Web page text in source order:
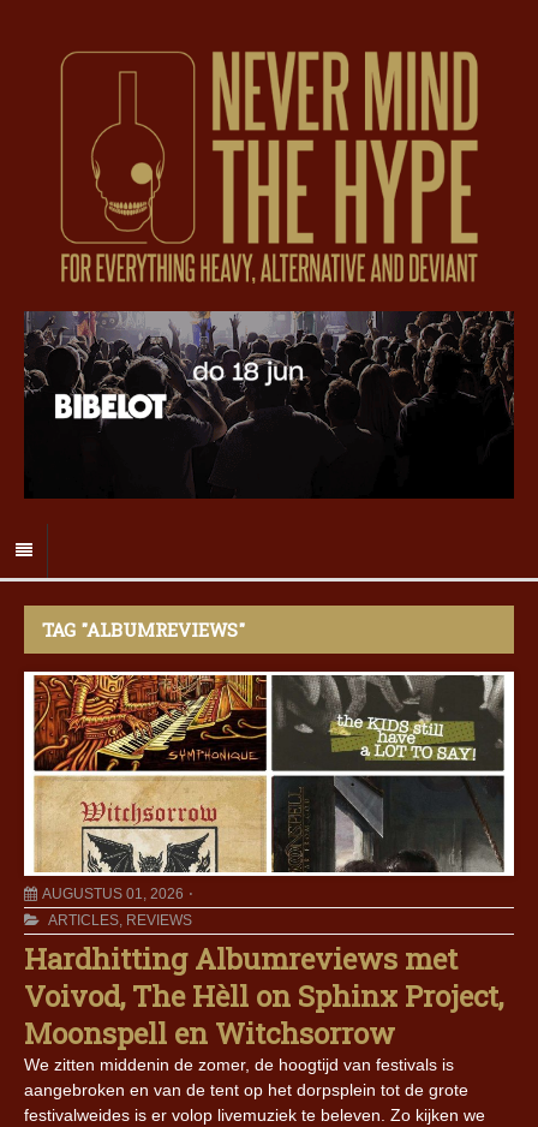
TAG "ALBUMREVIEWS"
AUGUSTUS 01, 2026
ARTICLES, REVIEWS
Hardhitting Albumreviews met
Voivod, The Hèll on Sphinx Project,
Moonspell en Witchsorrow
We zitten middenin de zomer, de hoogtijd van festivals is
aangebroken en van de tent op het dorpsplein tot de grote
festivalweides is er volop livemuziek te beleven. Zo kijken we